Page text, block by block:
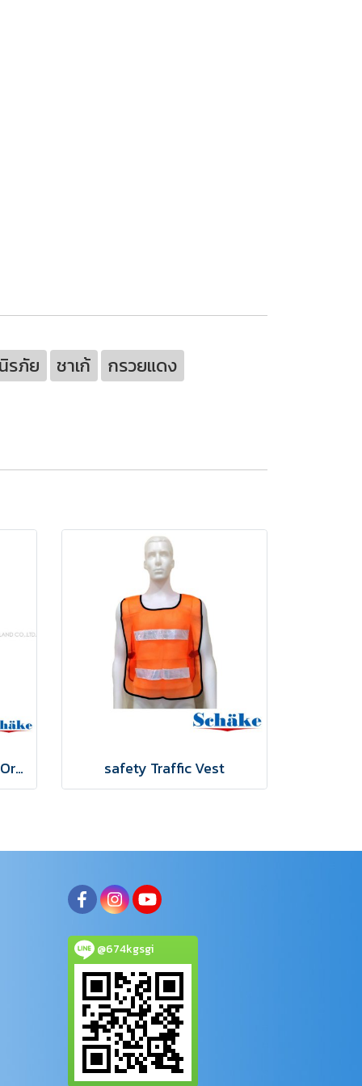
นิรภัย ชาเก้
กรวยแดง
Safety vest Traffic Vest Orange-Green XL safety Traffic Vest
@674kgsgi